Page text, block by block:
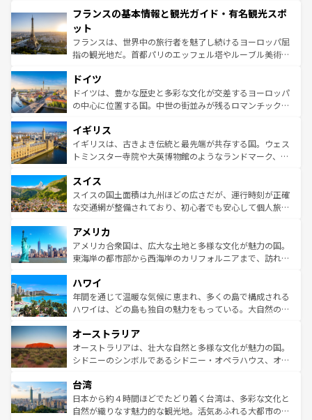
ませてくれるイタリアで、忘れられない旅をしてみよう！
なお、新着のイタリア情報は
しい。
文化が根付くこの国では、情熱的なフラメンコ、熱気あふ
れる闘牛、そして美味しいタパスが生活の一部となってい
る。首都マドリードの洗練された雰囲気や、バルセロナの
アートに溢れた街角から、地方では古代ローマ遺跡や中世
せる。地方によって風土や気候が異なるスペインはその個
性で訪れる人を魅了する。 なお、新着のスペイン情報は コ
ンテンツ一覧を参照してほしい。
フランスの基本情報と観光ガイド・有名観光スポ
ット
フランスは、世界中の旅行者を魅了し続けるヨーロッパ屈
指の観光地だ。首都パリのエッフェル塔やルーブル美術館
で、幅広い魅力が詰まっている。華麗な宮殿、歴史的な大
聖堂、美しいビーチ、そして豊かな自然が、訪れる者を心
から魅了する。また、フランスは美食の国としても知ら
いる。シャンパンの発祥地であるランス、プロヴァンスの
香り高いラベンダー畑など、多彩な楽しみ方が可能だ。さ
らに、パリ以外の地域にも魅力が溢れており、どの街角に
れる地方に足を運ぶとそれぞれで全く異なる文化を体験で
きるだろう。 なお、新着のフランス情報はコンテンツ一覧
を参照してほしい。
ドイツ
ドイツは、豊かな歴史と多彩な文化が交差するヨーロッパ
の中心に位置する国。中世の街並みが残るロマンチック街
顔を持つこの国は、どこを歩いても飽きることがない。ベ
ルリンの文化的活気、バイエルン州のアルプスの絶景、そ
してライン川沿いのワイン畑といった風景は必見。ビール
は、お酒好きな人にはぜひ体験してほしい。 なお、新着の
ドイツ情報はコンテンツ一覧を参照してほしい。
イギリス
イギリスは、古きよき伝統と最先端が共存する国。ウェス
トミンスター寺院や大英博物館のようなランドマーク、歴
リアごとに異なる魅力がある。また、優雅なアフタヌーン
ティー、ビール好きにはたまらない英国パブ、サッカー観
戦など、本場だからこそできる体験も豊富。イギリスを旅
ンツ一覧を参照してほしい。
スイス
スイスの国土面積は九州ほどの広さだが、運行時刻が正確
な交通網が整備されており、初心者でも安心して個人旅行
の建物がそのまま残る町や、スイスならではのユニークな
博物館もあり、アルプス観光だけでなく町歩きも満喫する
ことができる。国民の所得が高いため物価も高いが、旅行
ば市内交通費無料で観光を楽しむこともできる。 なお、新
着のスイス情報はコンテンツ一覧 を参照してほしい。
アメリカ
アメリカ合衆国は、広大な土地と多様な文化が魅力の国。
東海岸の都市部から西海岸のカリフォルニアまで、訪れる
のような巨大都市は、観光、ショッピング、エンターテイ
ンメントが詰まった刺激的なスポットだ。一方、アメリカ
西部には大自然が広がり、グランドキャニオンやイエロー
部のニューオーリンズでは、音楽と美食が融合した独特の
文化が魅力。旅行者はアメリカの各地域で異なる魅力を楽
しみながら、その多様性と豊かな歴史を感じることができ
ならではの贅沢な旅のスタイルだ。 なお、新着のアメリカ
情報はコンテンツ一覧を参照してほしい。
ハワイ
年間を通じて温暖な気候に恵まれ、多くの島で構成される
ハワイは、どの島も独自の魅力をもっている。大自然の神
ワイ島は見逃せない。また、定番の観光地といえばオアフ
島だが、静かな自然を求めるならマウイ島やカウアイ島が
おすすめ。エメラルドグリーンに輝く海をはじめ、豊かな
れるおもてなしの心で訪れる人々を迎えてくれるハワイの
人々、おいしいローカルフードやハワイアンミュージッ
ク、伝統的なフラダンスなど、すべてがハワイの魅力を彩
オーストラリア
オーストラリアは、壮大な自然と多様な文化が魅力の国。
シドニーのシンボルであるシドニー・オペラハウス、オー
リアリーフや大陸中央部にそびえるウルル（エアーズロッ
ク）、タスマニアの美しい原生林やケアンズの熱帯雨林な
ど、見どころがたくさん。また、カフェやワイン、オージ
台湾
日本から約４時間ほどでたどり着く台湾は、多彩な文化と
自然が織りなす魅力的な観光地。活気あふれる大都市の台